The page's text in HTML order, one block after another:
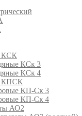
КСК
КСк 3
КСк 4
КПСК
КП-Ск 3
КП-Ск 4
АО2